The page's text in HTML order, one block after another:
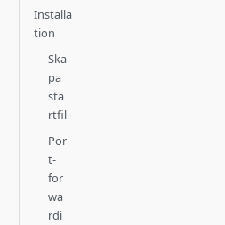
Installa
tion
Ska
pa
sta
rtfil
Por
t-
for
wa
rdi